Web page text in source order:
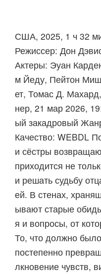
США, 2025, 1 ч 32
Режиссер: Дон
Актеры: Эуан
м Йеду, Пейтон
ет, Томас Д.
нер, 21 мар 2026,
ый закадровый
Качество: WEBDL
и сёстры
приходится не
и решать судьбу
ей. В стенах,
ывают старые
я и вопросы, от
То, что должно
постепенно
лкновение чувств,